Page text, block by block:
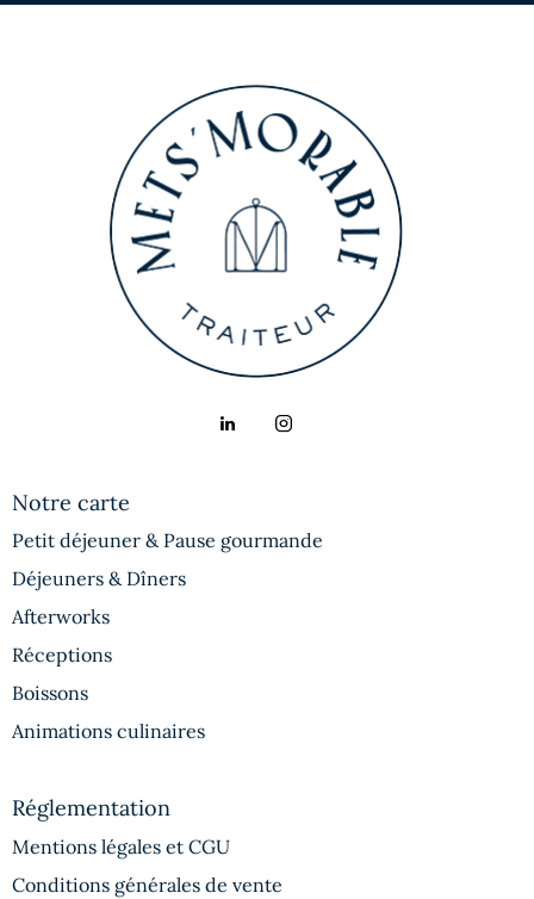
Notre carte
Petit déjeuner & Pause gourmande
Déjeuners & Dîners
Afterworks
Réceptions
Boissons
Animations culinaires
Réglementation
Mentions légales et CGU
Conditions générales de vente